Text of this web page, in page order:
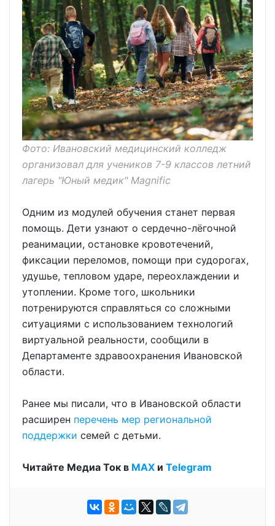
Фото: Ивановский медицинский колледж
организовал для учеников 7-9 классов летний
лагерь "Юный медик" Magnific
Одним из модулей обучения станет первая
помощь. Дети узнают о сердечно-лёгочной
реанимации, остановке кровотечений,
фиксации переломов, помощи при судорогах,
удушье, тепловом ударе, переохлаждении и
утоплении. Кроме того, школьники
потренируются справляться со сложными
ситуациями с использованием технологий
виртуальной реальности, сообщили в
Департаменте здравоохранения Ивановской
области.
Ранее мы писали, что в Ивановской области
расширен перечень мер региональной
поддержки семей с детьми.
Читайте Медиа Ток в МАХ и Telegram